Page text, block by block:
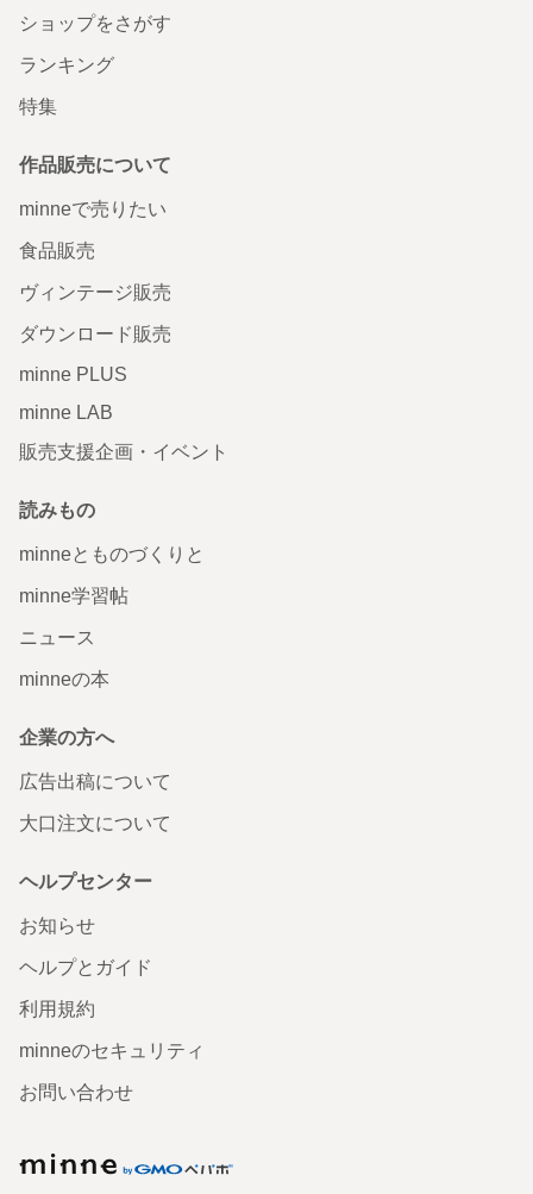
ショップをさがす
ランキング
特集
作品販売について
minneで売りたい
食品販売
ヴィンテージ販売
ダウンロード販売
minne PLUS
minne LAB
販売支援企画・イベント
読みもの
minneとものづくりと
minne学習帖
ニュース
minneの本
企業の方へ
広告出稿について
大口注文について
ヘルプセンター
お知らせ
ヘルプとガイド
利用規約
minneのセキュリティ
お問い合わせ